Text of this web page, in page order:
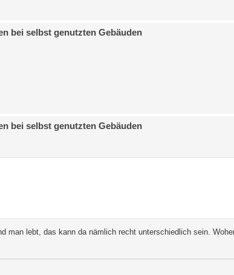
bei selbst genutzten Gebäuden
bei selbst genutzten Gebäuden
man lebt, das kann da nämlich recht unterschiedlich sein.